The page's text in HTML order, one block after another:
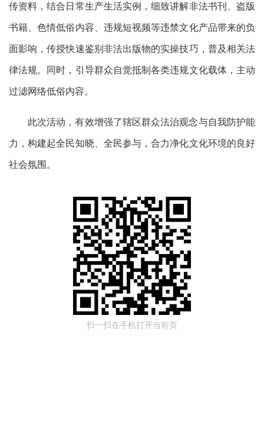
传资料，结合日常生产生活实例，细致讲解非法书刊、盗版
书籍、色情低俗内容、违规短视频等违禁文化产品带来的负
面影响，传授快速鉴别非法出版物的实操技巧，普及相关法
律法规。同时，引导群众自觉抵制各类违规文化载体，主动
过滤网络低俗内容。
此次活动，有效增强了辖区群众法治观念与自我防护能
力，构建起全民知晓、全民参与，合力净化文化环境的良好
社会氛围。
扫一扫在手机打开当前页